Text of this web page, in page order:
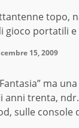
topo,
gioco portatili
15, 2009
ma
anni trenta,
sulle console